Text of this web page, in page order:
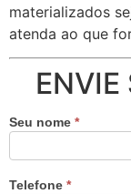
materializados
atenda ao que
Seu nome *
Telefone *